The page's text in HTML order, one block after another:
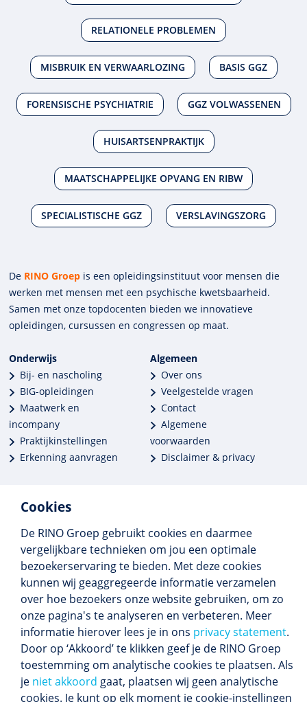
Cookies
De RINO Groep gebruikt cookies en daarmee
vergelijkbare technieken om jou een optimale
bezoekerservaring te bieden. Met deze cookies
kunnen wij geaggregeerde informatie verzamelen
over hoe bezoekers onze website gebruiken, om zo
onze pagina's te analyseren en verbeteren. Meer
informatie hierover lees je in ons privacy statement.
Door op ‘Akkoord’ te klikken geef je de RINO Groep
toestemming om analytische cookies te plaatsen. Als
je niet akkoord gaat, plaatsen wij geen analytische
cookies. Je kunt op elk moment je cookie-instellingen
RELATIONELE PROBLEMEN
MISBRUIK EN VERWAARLOZING BASIS GGZ
FORENSISCHE PSYCHIATRIE GGZ VOLWASSENEN
HUISARTSENPRAKTIJK
MAATSCHAPPELIJKE OPVANG EN RIBW
SPECIALISTISCHE GGZ VERSLAVINGSZORG
De RINO Groep is een opleidings­insti­tuut voor mensen die
werken met mensen met een psychische kwets­baar­heid.
Samen met onze top­docenten bieden we innova­tieve
opleidingen, cursussen en congres­sen op maat.
Onderwijs
Bij- en nascholing
BIG-opleidingen
Maatwerk en
incompany
Praktijkinstellingen
Erkenning aanvragen
Algemeen
Over ons
Veelgestelde vragen
Contact
Algemene
voorwaarden
Disclaimer & privacy
Meer dan 250 opleidingen
Alle BIG-opleidingen in huis
Cedeo-erkend en CRKBO-geregistreerd
Gemiddelde beoordeling 8,4
Volg ons
Blijf op de hoogte van het (nieuwe) scholings­
aanbod en ons laatste nieuws.